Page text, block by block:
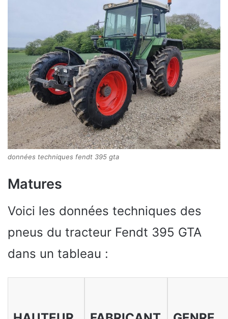
données techniques fendt 395 gta
Matures
Voici les données techniques des
pneus du tracteur Fendt 395 GTA
dans un tableau :